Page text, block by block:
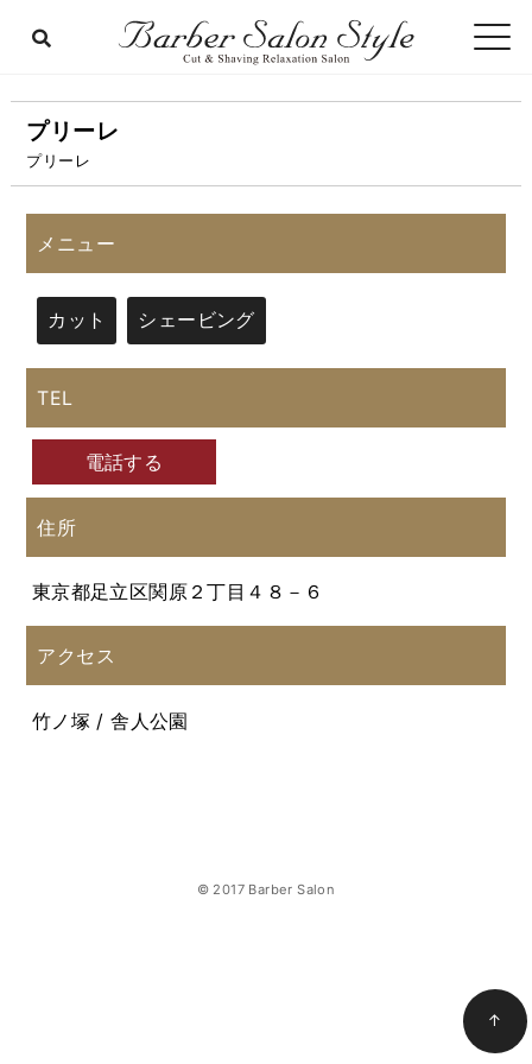
プリーレ
プリーレ
メニュー
カット シェービング
TEL
電話する
住所
東京都足立区関原２丁目４８－６
アクセス
竹ノ塚 / 舎人公園
© 2017 Barber Salon
↑